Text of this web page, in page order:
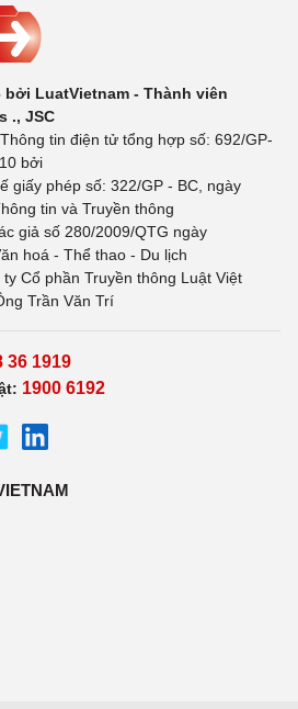
bởi LuatVietnam - Thành viên
., JSC
tin điện tử tổng hợp số: 692/GP-
bởi
giấy phép số: 322/GP - BC, ngày
tin và Truyền thông
giả số 280/2009/QTG ngày
hoá - Thể thao - Du lịch
Cổ phần Truyền thông Luật Việt
Trần Văn Trí
36 1919
1900 6192